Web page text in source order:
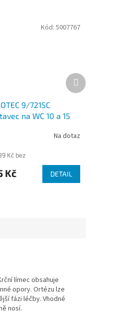
9/7215C
na WC 10 a 15
Na dotaz
Kč bez
Kč DETAIL
Kód: 5007767
Další
produkt
límec obsahuje
opory. Ortézu lze
fázi léčby. Vhodné
nosí.